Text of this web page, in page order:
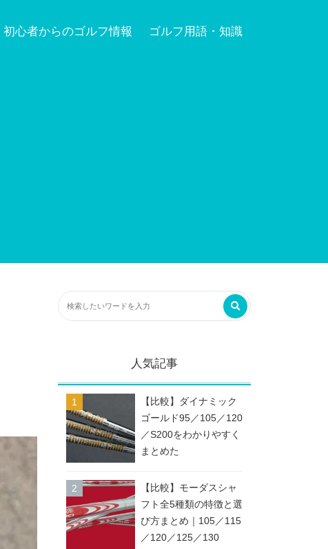
初心者からのゴルフ情報 ゴルフ用語・知識
人気記事
【比較】ダイナミック
ゴールド95／105／120
／S200をわかりやすく
まとめた
【比較】モーダスシャ
フト全5種類の特徴と選
び方まとめ｜105／115
／120／125／130